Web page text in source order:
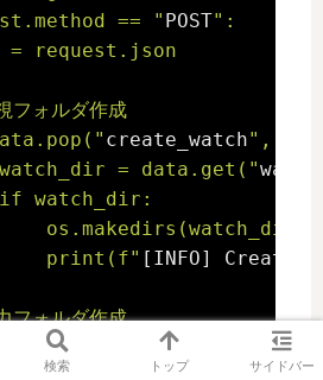
== "
POST":
= request.json
ォルダ作成
create_watch",
= data.get("
watch_dir:
os.makedirs(watch_dir,
print(f"
[INFO]
ォルダ作成
create_output
",
検索 トップ サイドバー